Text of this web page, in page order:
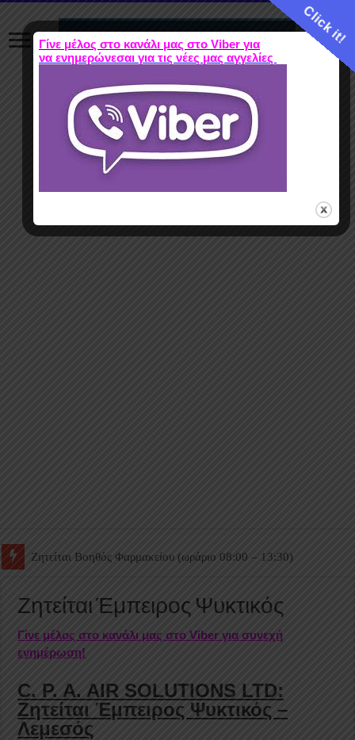
Ζητείται Βοηθός Θαλάμου
Ζητείται Έμπειρος Ψυκτικός
Γίνε μέλος στο κανάλι μας στο Viber για συνεχή
ενημέρωση!
C. P. A. AIR SOLUTIONS LTD:
Ζητείται Έμπειρος Ψυκτικός –
Λεμεσός
Click it!
Γίνε μέλος στο κανάλι μας στο Viber για
να ενημερώνεσαι για τις νέες μας αγγελίες